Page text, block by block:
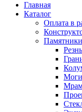
Главная
Каталог
Оплата в
Памятники